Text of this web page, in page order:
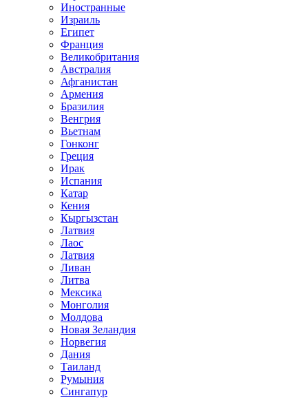
Иностранные
Израиль
Египет
Франция
Великобритания
Австралия
Афганистан
Армения
Бразилия
Венгрия
Вьетнам
Гонконг
Греция
Ирак
Испания
Катар
Кения
Кыргызстан
Латвия
Лаос
Латвия
Ливан
Литва
Мексика
Монголия
Молдова
Новая Зеландия
Норвегия
Дания
Таиланд
Румыния
Сингапур